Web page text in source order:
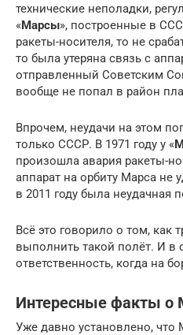
технические неполадки,
«Марсы», построенные в
ракеты-носителя, то не
то была утеряна связь с
отправленный Советским
вообще не попал в район
Впрочем, неудачи на этом
только СССР. В 1971 году у «
произошла авария ракеты-
аппарат на орбиту Марса не
в 2011 году была неудачная
Всё это говорило о том, как
выполнить такой полёт. И в
ответственность, когда на
Интересные факты о
Уже давно установлено,